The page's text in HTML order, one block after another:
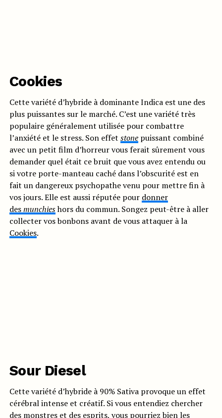
Cookies
Cette variété d’hybride à dominante Indica est une des
plus puissantes sur le marché. C’est une variété très
populaire généralement utilisée pour combattre
l’anxiété et le stress. Son effet stonepuissant combiné
avec un petit film d’horreur vous ferait sûrement vous
demander quel était ce bruit que vous avez entendu ou
si votre porte-manteau caché dans l’obscurité est en
fait un dangereux psychopathe venu pour mettre fin à
vos jours. Elle est aussi réputée pour donner
desmunchieshors du commun. Songez peut-être à aller
collecter vos bonbons avant de vous attaquer à la
Cookies.
Sour Diesel
Cette variété d’hybride à 90% Sativa provoque un effet
cérébral intense et créatif. Si vous entendiez chercher
des monstres et des esprits, vous pourriez bien les